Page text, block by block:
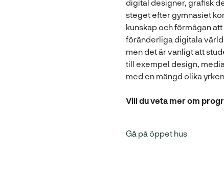
digital designer, grafisk
steget efter gymnasiet
kunskap och förmågan
föränderliga digitala
men det är vanligt att
till exempel design,
med en mängd olika
Vill du veta mer om
Gå på öppet hus